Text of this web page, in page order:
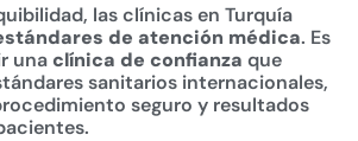
las clínicas en Turquía
de atención médica. Es
una clínica de confianza que
sanitarios internacionales,
seguro y resultados